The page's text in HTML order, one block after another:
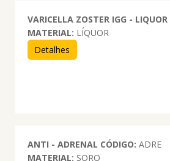
VARICELLA ZOSTER IGG - LIQUOR
MATERIAL: LÍQUOR
Detalhes
ANTI - ADRENAL CÓDIGO: ADRE
MATERIAL: SORO